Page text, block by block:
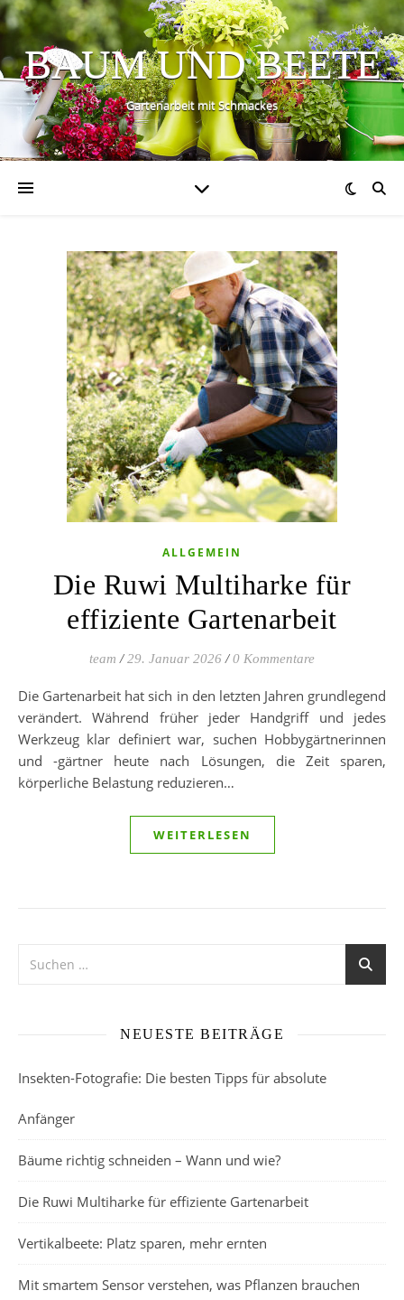
BAUM UND BEETE
Gartenarbeit mit Schmackes
ALLGEMEIN
Die Ruwi Multiharke für
effiziente Gartenarbeit
team / 29. Januar 2026 / 0 Kommentare
Die Gartenarbeit hat sich in den letzten Jahren grundlegend
verändert. Während früher jeder Handgriff und jedes
Werkzeug klar definiert war, suchen Hobbygärtnerinnen
und -gärtner heute nach Lösungen, die Zeit sparen,
körperliche Belastung reduzieren…
WEITERLESEN
NEUESTE BEITRÄGE
Insekten-Fotografie: Die besten Tipps für absolute
Anfänger
Bäume richtig schneiden – Wann und wie?
Die Ruwi Multiharke für effiziente Gartenarbeit
Vertikalbeete: Platz sparen, mehr ernten
Mit smartem Sensor verstehen, was Pflanzen brauchen